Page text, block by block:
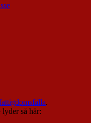
.
så här: